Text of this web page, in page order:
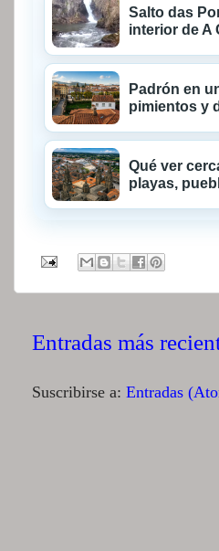
Salto das
interior de A
Padrón en
pimientos y
Qué ver
playas,
Entradas más
Suscribirse a: Entradas